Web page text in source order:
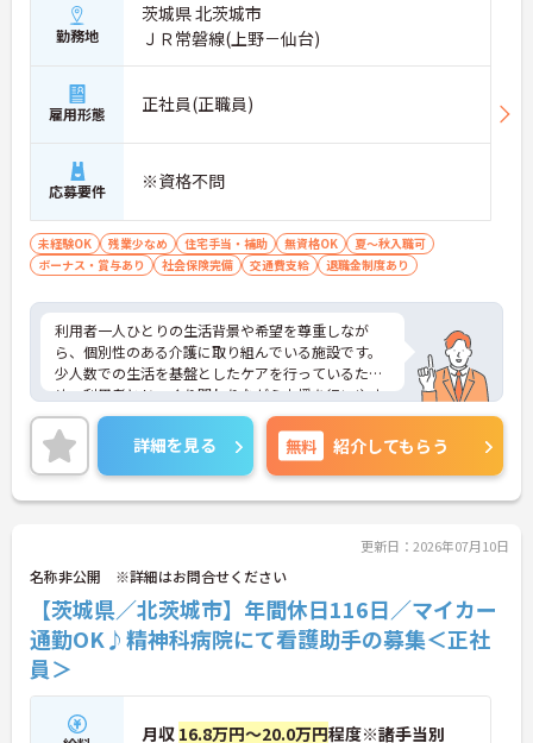
勤務地
茨城県 北茨城市
ＪＲ常磐線(上野－仙台)
雇用形態 正社員(正職員)
応募要件 ※資格不問
未経験OK 残業少なめ 住宅手当・補助 無資格OK
夏～秋入職可
ボーナス・賞与あり
社会保険完備 交通費支給 退職金制度あり
利用者一人ひとりの生活背景や希望を尊重しなが
ら、個別性のある介護に取り組んでいる施設です。
少人数での生活を基盤としたケアを行っているた
め、利用者とじっくり関わりながら支援を行いやす
い環境となっています。
また、生活の中で自然に身体機能の維持や向上を目
指す支援を実践しており、日常生活全体を支える介
護に携わることができます。未経験からの応募にも
対応しており、介護職員初任者研修や介護福祉士実
さらに、住宅手当や扶養手当など各種手当に加え、
育児休業制度・介護休業制度・退職金制度も用意さ
れており、長期的な就業を見据えやすい環境です。
利用者の暮らしに寄り添う介護を実践しながら、着
実に知識や経験を積みたい方に検討しやすい求人で
す♪
《おすすめポイント》
★未経験から介護の専門性を身につけられる成長環
詳細を見る 無料 紹介してもらう
更新日：2026年07月10日
名称非公開 ※詳細はお問合せください
【茨城県／北茨城市】年間休日116日／マイカー
通勤OK♪精神科病院にて看護助手の募集＜正社
員＞
月収 16.8万円～20.0万円程度※諸手当別